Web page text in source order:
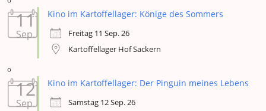
11
Sep.
Kino im Kartoffellager: Könige des Sommers
Freitag 11 Sep. 26
Kartoffellager Hof Sackern
12
Sep.
Kino im Kartoffellager: Der Pinguin meines Lebens
Samstag 12 Sep. 26